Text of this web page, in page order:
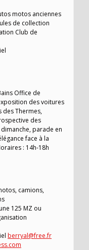
motos anciennes
de collection
Club de
Office de
des voitures
des Thermes,
des
parade en
face à la
: 14h-18h
camions,
125 MZ ou
berryal@free.fr